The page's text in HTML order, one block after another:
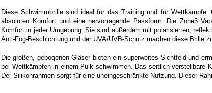
Diese Schwimmbrille sind ideal für das Training und für
absoluten Komfort und eine hervorragende Passform. Die Zone3
Komfort in jeder Umgebung. Sie sind außerdem mit polarisierten,
Anti-Fog-Beschichtung und der UVA/UVB-Schutz machen diese Brille
Die großen, gebogenen Gläser bieten ein superweites Sichtfeld und
bei Wettkämpfen in einem Pulk schwimmen. Das seitlich verstellbare
Der Silikonrahmen sorgt für eine uneingeschränkte Nutzung. Dieser